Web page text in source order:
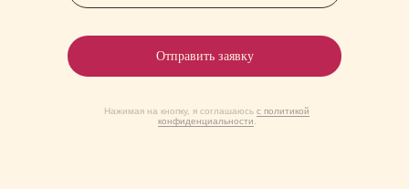
Нажимая на кнопку, я соглашаюсь с политикой
конфиденциальности
Отправить заявку